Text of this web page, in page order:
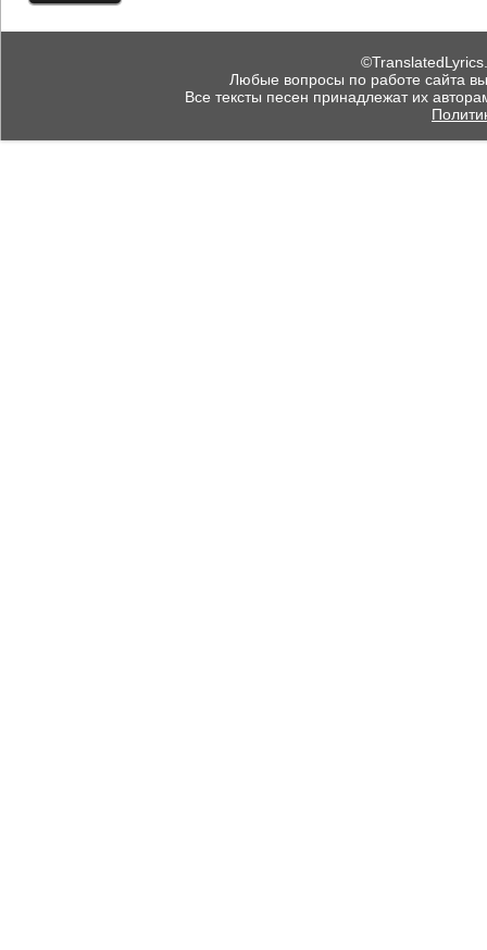
Любые вопросы по работе сайта
Все тексты песен принадлежат их